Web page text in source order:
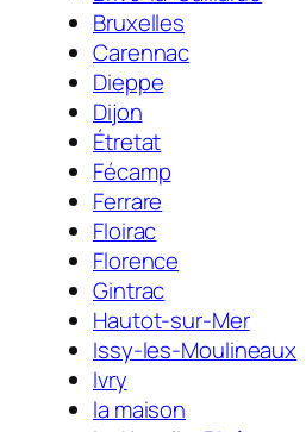
Bruxelles
Carennac
Dieppe
Dijon
Étretat
Fécamp
Ferrare
Floirac
Florence
Gintrac
Hautot-sur-Mer
Issy-les-Moulineaux
Ivry
la maison